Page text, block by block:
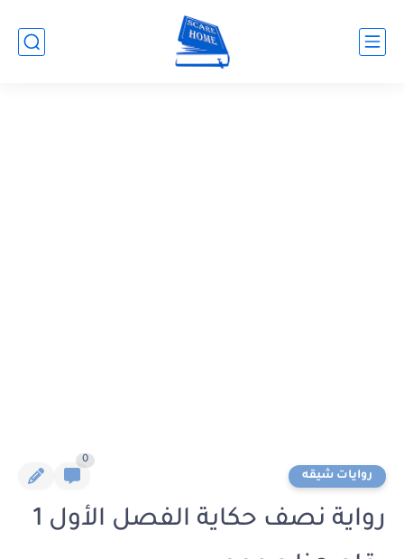
روايات شيقه
0
رواية نصف حكاية الفصل الأول 1